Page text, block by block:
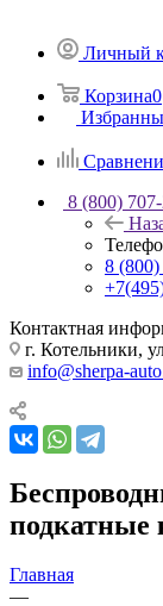
Личный
Корзина0
8 (800)
8
Контактная
г. Котельники,
info@sherpa-
Главная
—